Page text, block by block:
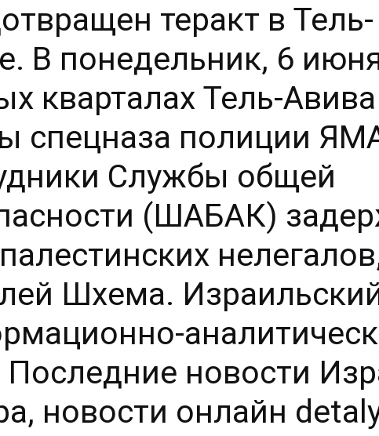
теракт в Тель-
В понедельник, 6
кварталах Тель-Авива
спецназа полиции
Службы общей
(ШАБАК)
Шхема.
Последние новости
новости онлайн